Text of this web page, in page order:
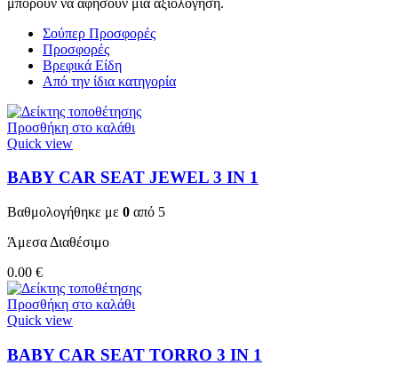
Σούπερ Προσφορές
Προσφορές
Βρεφικά Είδη
Από την ίδια κατηγορία
Προσθήκη στο καλάθι
Quick view
BABY CAR SEAT JEWEL 3 ΙΝ 1
Βαθμολογήθηκε με 0 από 5
Άμεσα Διαθέσιμο
0.00 €
Προσθήκη στο καλάθι
Quick view
BABY CAR SEAT TORRO 3 ΙΝ 1